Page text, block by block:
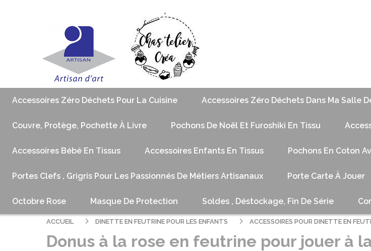
Accessoires Zéro Déchets Pour La Cuisine Accessoires Zéro Déchets Dans Ma Salle
Couvre, Protège, Pochette À Livre Pochons De Noël Et Furoshiki En Tissu
Accessoires Bébé En Tissus Accessoires Enfants En Tissus Pochons En Coton
Portes Clefs , Grigris Pour Les Passionnés De Métiers Artisanaux Porte Carte À Jouer
Octobre Rose Masque De Protection Soldes , Déstockage, Fin De Série
ACCUEIL DINETTE EN FEUTRINE POUR LES ENFANTS ACCESSOIRES POUR DINETTE EN
Donus à la rose en feutrine pour jouer à